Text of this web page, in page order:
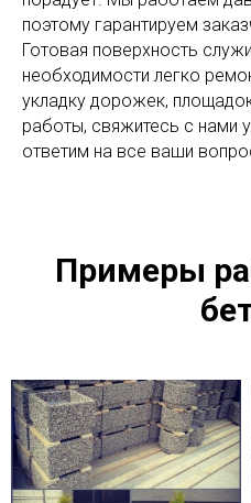
поэтому гарантируем
Готовая поверхность
необходимости легко
укладку дорожек,
работы, свяжитесь с
ответим на все ваши
Примеры